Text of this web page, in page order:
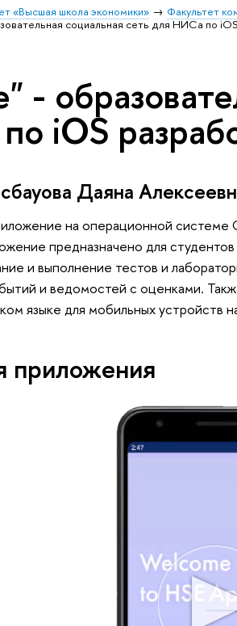
«Высшая школа экономики» Факультет
социальная сеть для НИСа по
-
iOS
Даяна
на операционной
предназначено для
и выполнение тестов и
и ведомостей с оценками.
языке для мобильных устройств
приложения